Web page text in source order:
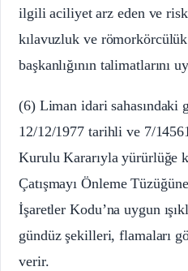
ilgili aciliyet arz eden ve
kılavuzluk ve
başkanlığının talimatlarını
(6) Liman idari sahasındaki
12/12/1977 tarihli ve 7/
Kurulu Kararıyla yürürlüğe
Çatışmayı Önleme
İşaretler Kodu’na uygun
gündüz şekilleri, flamaları
verir.